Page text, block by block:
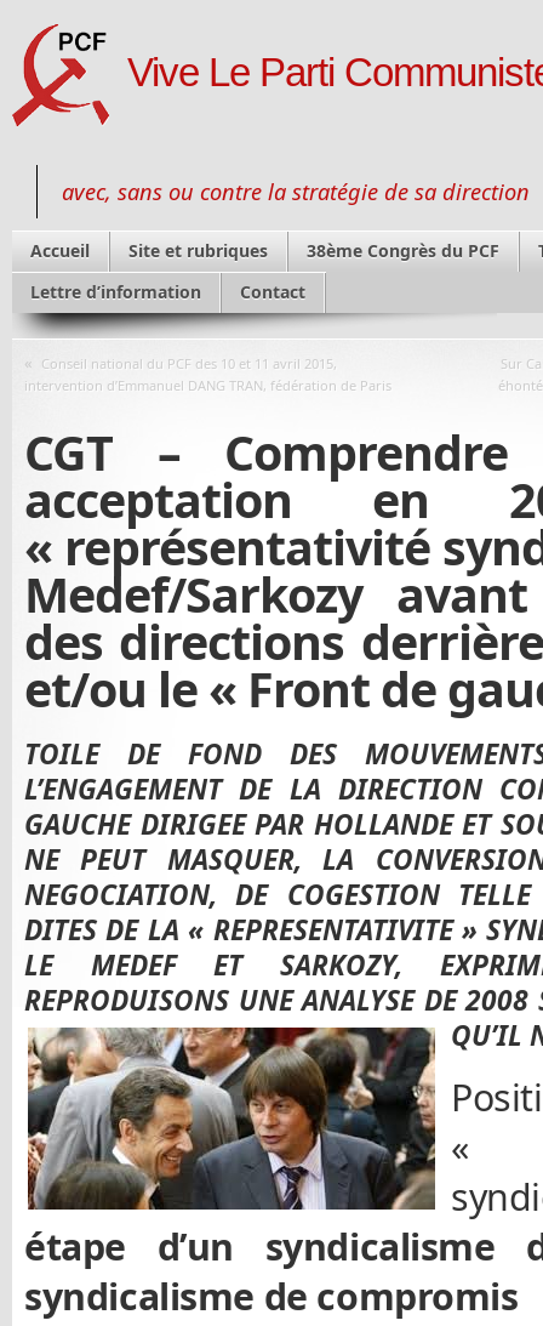
Vive Le Parti
avec, sans ou contre la stratégie de sa direction
Accueil Site et rubriques 38ème Congrès du PCF
Lettre d’information
Contact
« Conseil national du PCF des 10 et 11 avril 2015,
intervention d’Emmanuel DANG TRAN, fédération de Paris
Sur
CGT –
acceptation en
« représentativité
Medef/Sarkozy
des directions
et/ou le « Front de
TOILE DE FOND DES
L’ENGAGEMENT DE LA DIRECTION
GAUCHE DIRIGEE PAR HOLLANDE ET
NE PEUT MASQUER, LA
NEGOCIATION, DE COGESTION
DITES DE LA « REPRESENTATIVITE »
LE MEDEF ET SARKOZY,
REPRODUISONS UNE ANALYSE DE
QU’IL
«
étape d’un
syndicalisme de compromis